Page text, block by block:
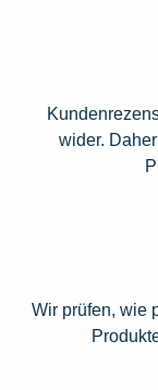
wider.
Wir prüfen, wie